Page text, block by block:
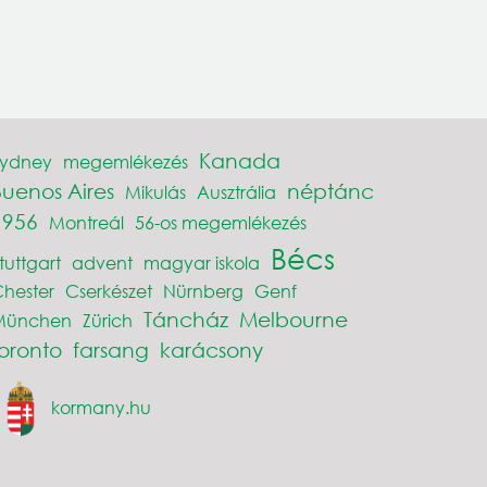
megemlékezés Kanada
Aires Mikulás Ausztrália néptánc
Montreál 56-os megemlékezés
advent magyar iskola Bécs
Cserkészet Nürnberg Genf
Zürich Táncház Melbourne
farsang karácsony
kormany.hu